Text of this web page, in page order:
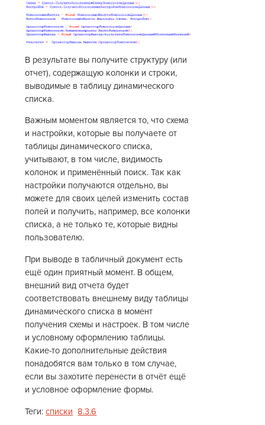
В результате вы получите структуру (или
отчет), содержащую колонки и строки,
выводимые в таблицу динамического
списка.
Важным моментом является то, что схема
и настройки, которые вы получаете от
таблицы динамического списка,
учитывают, в том числе, видимость
колонок и применённый поиск. Так как
настройки получаются отдельно, вы
можете для своих целей изменить состав
полей и получить, например, все колонки
списка, а не только те, которые видны
пользователю.
При выводе в табличный документ есть
ещё один приятный момент. В общем,
внешний вид отчета будет
соответствовать внешнему виду таблицы
динамического списка в момент
получения схемы и настроек. В том числе
и условному оформлению таблицы.
Какие-то дополнительные действия
понадобятся вам только в том случае,
если вы захотите перенести в отчёт ещё
и условное оформление формы.
Теги:списки 8.3.6